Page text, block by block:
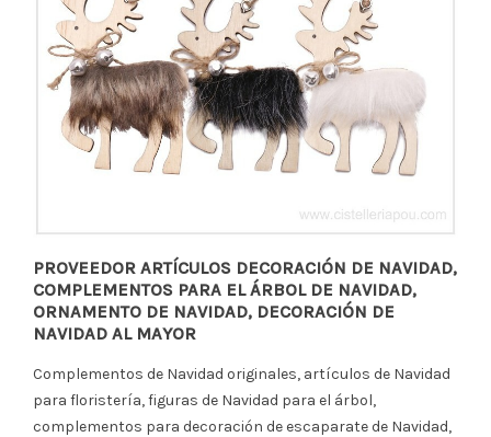
PROVEEDOR ARTÍCULOS DECORACIÓN DE NAVIDAD,
COMPLEMENTOS PARA EL ÁRBOL DE NAVIDAD,
ORNAMENTO DE NAVIDAD, DECORACIÓN DE
NAVIDAD AL MAYOR
Complementos de Navidad originales, artículos de Navidad
para floristería, figuras de Navidad para el árbol,
complementos para decoración de escaparate de Navidad,